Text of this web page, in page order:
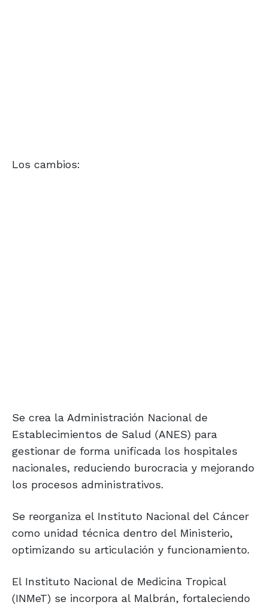
Los cambios:
Se crea la Administración Nacional de
Establecimientos de Salud (ANES) para
gestionar de forma unificada los hospitales
nacionales, reduciendo burocracia y mejorando
los procesos administrativos.
Se reorganiza el Instituto Nacional del Cáncer
como unidad técnica dentro del Ministerio,
optimizando su articulación y funcionamiento.
El Instituto Nacional de Medicina Tropical
(INMeT) se incorpora al Malbrán, fortaleciendo